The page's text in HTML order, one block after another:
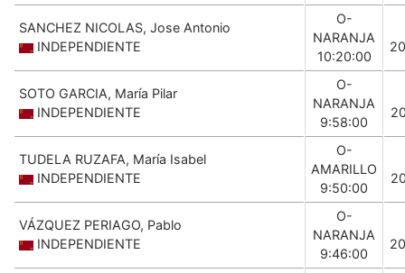
SANCHEZ NICOLAS, Jose Antonio
INDEPENDIENTE
O-
NARANJA
10:20:00
SOTO GARCIA, María Pilar
INDEPENDIENTE
O-
NARANJA
9:58:00
TUDELA RUZAFA, María Isabel
INDEPENDIENTE
O-
AMARILLO
9:50:00
VÁZQUEZ PERIAGO, Pablo
INDEPENDIENTE
O-
NARANJA
9:46:00